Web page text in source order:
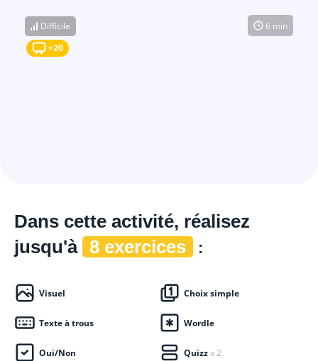
Difficile
+20
6 min
Dans cette activité, réalisez
jusqu'à 8 exercices :
Visuel Choix simple
Texte à trous Wordle
Oui/Non Quizzx 2